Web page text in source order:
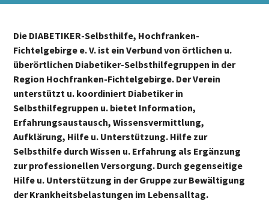
Die DIABETIKER-Selbsthilfe, Hochfranken-
Fichtelgebirge e. V. ist ein Verbund von örtlichen u.
überörtlichen Diabetiker-Selbsthilfegruppen in der
Region Hochfranken-Fichtelgebirge. Der Verein
unterstützt u. koordiniert Diabetiker in
Selbsthilfegruppen u. bietet Information,
Erfahrungsaustausch, Wissensvermittlung,
Aufklärung, Hilfe u. Unterstützung. Hilfe zur
Selbsthilfe durch Wissen u. Erfahrung als Ergänzung
zur professionellen Versorgung. Durch gegenseitige
Hilfe u. Unterstützung in der Gruppe zur Bewältigung
der Krankheitsbelastungen im Lebensalltag.